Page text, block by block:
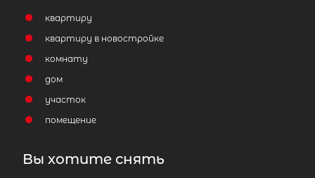
квартиру
квартиру в новостройке
комнату
дом
участок
помещение
Вы хотите снять